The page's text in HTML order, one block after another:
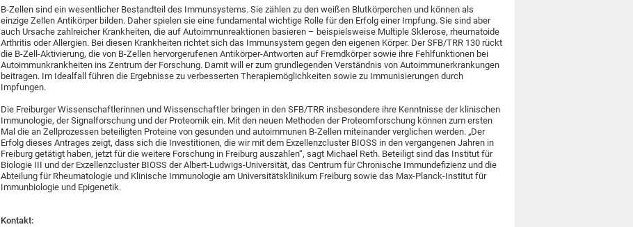
B-Zellen sind ein wesentlicher Bestandteil des Immunsystems. Sie zählen zu den weißen Blutkörperchen und können als
einzige Zellen Antikörper bilden. Daher spielen sie eine fundamental wichtige Rolle für den Erfolg einer Impfung. Sie sind aber
auch Ursache zahlreicher Krankheiten, die auf Autoimmunreaktionen basieren – beispielsweise Multiple Sklerose, rheumatoide
Arthritis oder Allergien. Bei diesen Krankheiten richtet sich das Immunsystem gegen den eigenen Körper. Der SFB/TRR 130 rückt
die B-Zell-Aktivierung, die von B-Zellen hervorgerufenen Antikörper-Antworten auf Fremdkörper sowie ihre Fehlfunktionen bei
Autoimmunkrankheiten ins Zentrum der Forschung. Damit will er zum grundlegenden Verständnis von Autoimmunerkrankungen
beitragen. Im Idealfall führen die Ergebnisse zu verbesserten Therapiemöglichkeiten sowie zu Immunisierungen durch
Impfungen.
Die Freiburger Wissenschaftlerinnen und Wissenschaftler bringen in den SFB/TRR insbesondere ihre Kenntnisse der klinischen
Immunologie, der Signalforschung und der Proteomik ein. Mit den neuen Methoden der Proteomforschung können zum ersten
Mal die an Zellprozessen beteiligten Proteine von gesunden und autoimmunen B-Zellen miteinander verglichen werden. „Der
Erfolg dieses Antrages zeigt, dass sich die Investitionen, die wir mit dem Exzellenzcluster BIOSS in den vergangenen Jahren in
Freiburg getätigt haben, jetzt für die weitere Forschung in Freiburg auszahlen“, sagt Michael Reth. Beteiligt sind das Institut für
Biologie III und der Exzellenzcluster BIOSS der Albert-Ludwigs-Universität, das Centrum für Chronische Immundefizienz und die
Abteilung für Rheumatologie und Klinische Immunologie am Universitätsklinikum Freiburg sowie das Max-Planck-Institut für
Immunbiologie und Epigenetik.
Kontakt: